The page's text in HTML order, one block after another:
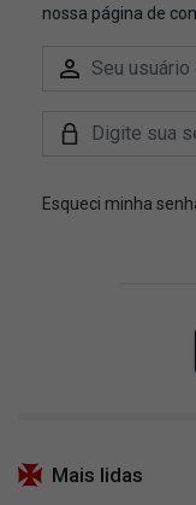
Mais lidas